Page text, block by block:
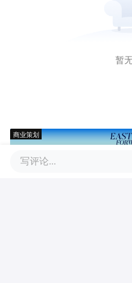
暂
商业策划
写评论...